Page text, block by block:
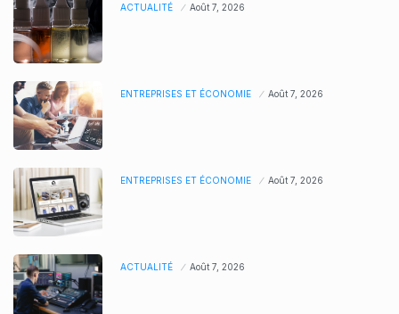
ACTUALITÉ Août 7, 2026
ENTREPRISES ET ÉCONOMIE Août 7, 2026
ENTREPRISES ET ÉCONOMIE Août 7, 2026
ACTUALITÉ Août 7, 2026